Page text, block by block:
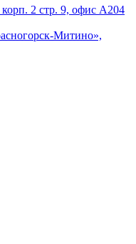
2 стр. 9, офис А204
Митино»,